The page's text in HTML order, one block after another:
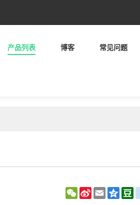
产品列表 博客 常见问题
WeChat
Sina Email Qzone